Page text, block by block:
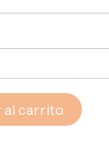
al carrito